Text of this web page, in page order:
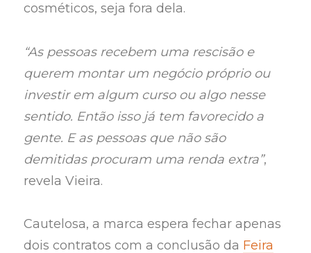
cosméticos, seja fora dela.
“As pessoas recebem uma rescisão e
querem montar um negócio próprio ou
investir em algum curso ou algo nesse
sentido. Então isso já tem favorecido a
gente. E as pessoas que não são
demitidas procuram uma renda extra”,
revela Vieira.
Cautelosa, a marca espera fechar apenas
dois contratos com a conclusão da Feira